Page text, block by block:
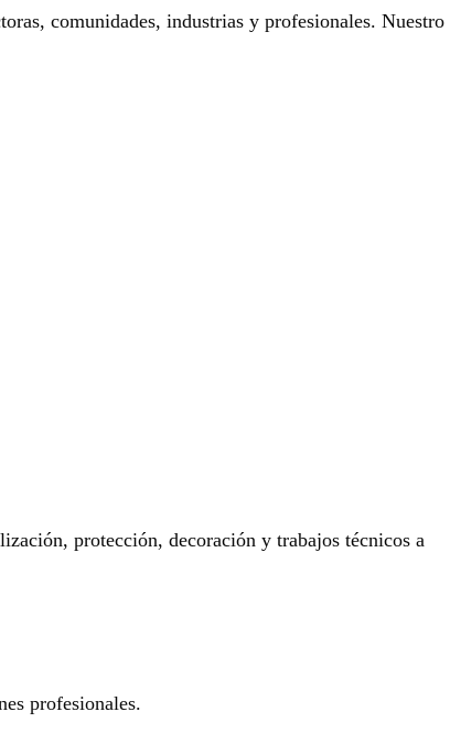
comunidades, industrias y profesionales. Nuestro
protección, decoración y trabajos técnicos a
profesionales.